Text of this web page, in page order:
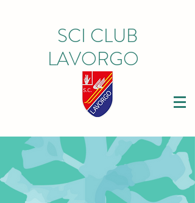
SCI CLUB
LAVORGO